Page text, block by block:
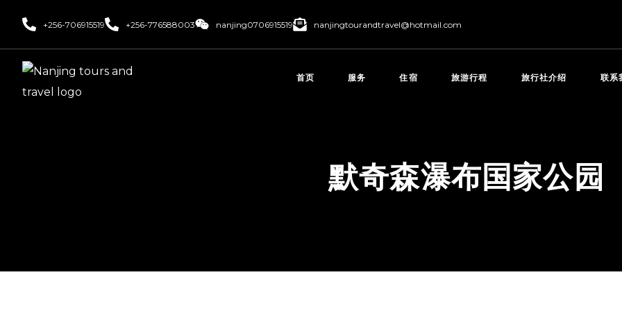
+256-706915519 +256-776588003 nanjing0706915519 nanjingtourandtravel@hotmail.com
首页 服务 住宿 旅游行程 旅行社介绍 联系
默奇森瀑布国家公园